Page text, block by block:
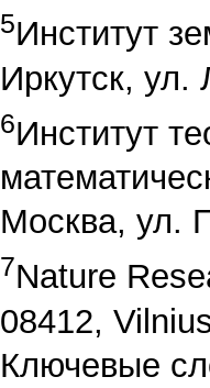
5Институт
Иркутск, ул.
6Институт
Москва, ул.
7Nature
08412,
Ключевые